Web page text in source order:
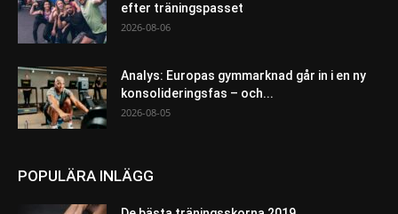
efter träningspasset
2026-08-06
Analys: Europas gymmarknad går in i en ny
konsolideringsfas – och...
2026-08-05
POPULÄRA INLÄGG